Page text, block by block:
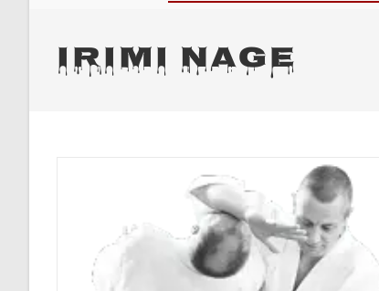
IRIMI NAGE